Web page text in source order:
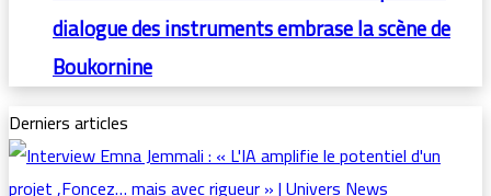
dialogue des instruments embrase la scène de
Boukornine
Derniers articles